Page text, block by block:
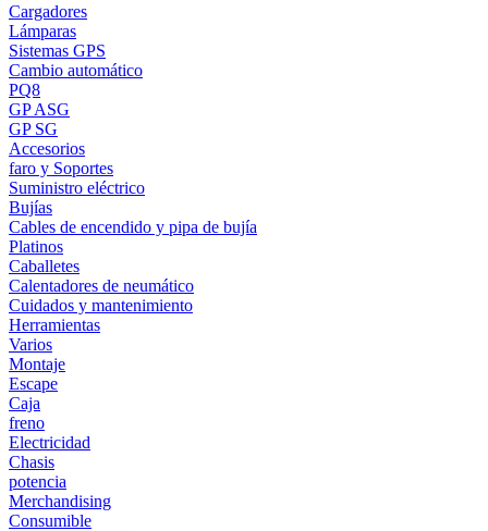
Cargadores
Lámparas
Sistemas GPS
Cambio automático
PQ8
GP ASG
GP SG
Accesorios
faro y Soportes
Suministro eléctrico
Bujías
Cables de encendido y pipa de bujía
Platinos
Caballetes
Calentadores de neumático
Cuidados y mantenimiento
Herramientas
Varios
Montaje
Escape
Caja
freno
Electricidad
Chasis
potencia
Merchandising
Consumible